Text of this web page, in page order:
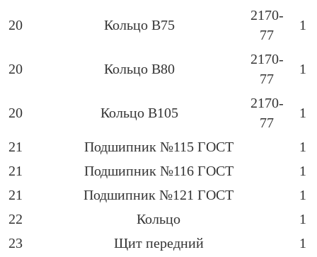
20 Кольцо В75
2170-
77
1
20 Кольцо В80
2170-
77
1
20 Кольцо В105
2170-
77
1
21 Подшипник №115 ГОСТ
1
21
Подшипник №116 ГОСТ
1
21
Подшипник №121 ГОСТ
1
22
Кольцо
1
23
Щит передний 1